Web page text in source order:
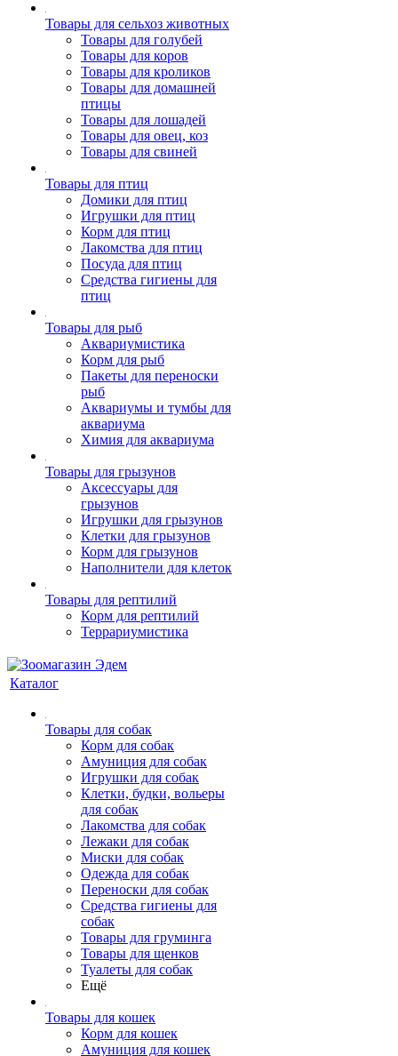
Товары для сельхоз животных
Товары для голубей
Товары для коров
Товары для кроликов
Товары для домашней
птицы
Товары для лошадей
Товары для овец, коз
Товары для свиней
Товары для птиц
Домики для птиц
Игрушки для птиц
Корм для птиц
Лакомства для птиц
Посуда для птиц
Средства гигиены для
птиц
Товары для рыб
Аквариумистика
Корм для рыб
Пакеты для переноски
рыб
Аквариумы и тумбы для
аквариума
Химия для аквариума
Товары для грызунов
Аксессуары для
грызунов
Игрушки для грызунов
Клетки для грызунов
Корм для грызунов
Наполнители для клеток
Товары для рептилий
Корм для рептилий
Террариумистика
Каталог
Товары для собак
Корм для собак
Амуниция для собак
Игрушки для собак
Клетки, будки, вольеры
для собак
Лакомства для собак
Лежаки для собак
Миски для собак
Одежда для собак
Переноски для собак
Средства гигиены для
собак
Товары для груминга
Товары для щенков
Туалеты для собак
Ещё
Товары для кошек
Корм для кошек
Амуниция для кошек